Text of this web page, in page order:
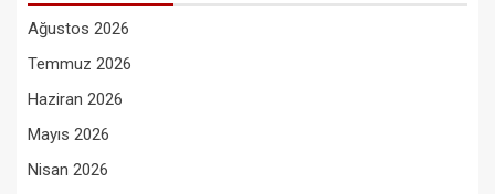
Ağustos 2026
Temmuz 2026
Haziran 2026
Mayıs 2026
Nisan 2026